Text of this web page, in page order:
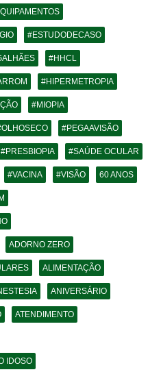
#ESTUDODECASO
#HHCL
#HIPERMETROPIA
#MIOPIA
#PEGAAVISÃO
#PRESBIOPIA #SAÚDE OCULAR
#VACINA #VISÃO 60 ANOS
ADORNO ZERO
ALIMENTAÇÃO
ANIVERSÁRIO
ATENDIMENTO
IDOSO